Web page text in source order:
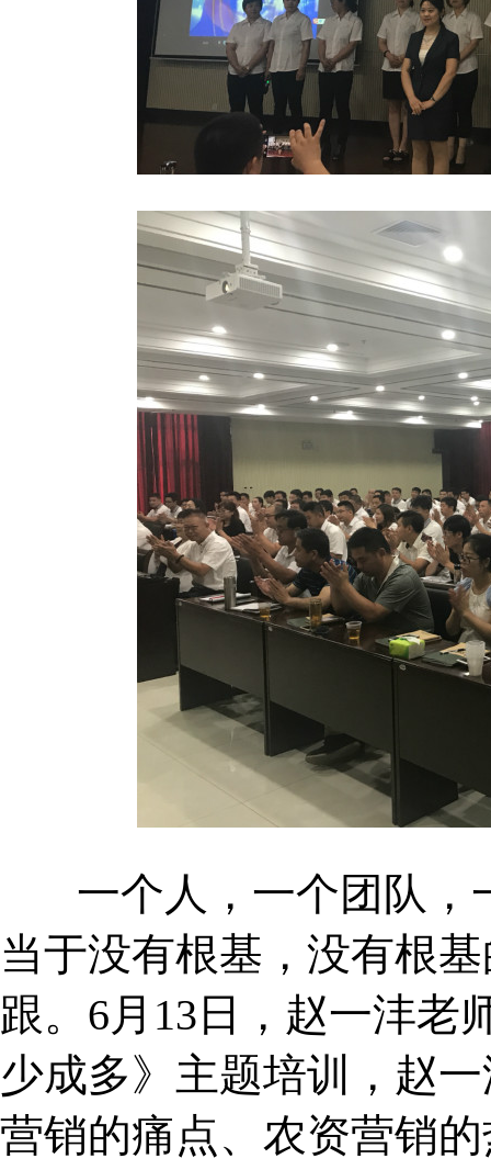
一个人，一个团队，
当于没有根基，没有根
跟。6月13日，赵一沣老
少成多》主题培训，赵
营销的痛点、农资营销